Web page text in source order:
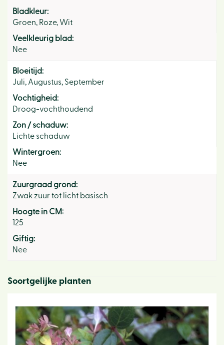
Bladkleur:
Groen, Roze, Wit
Veelkleurig blad:
Nee
Bloeitijd:
Juli, Augustus, September
Vochtigheid:
Droog-vochthoudend
Zon / schaduw:
Lichte schaduw
Wintergroen:
Nee
Zuurgraad grond:
Zwak zuur tot licht basisch
Hoogte in CM:
125
Giftig:
Nee
Soortgelijke planten